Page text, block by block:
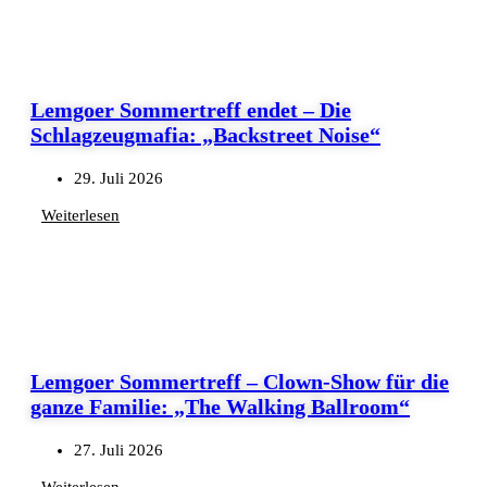
Lemgoer Sommertreff endet – Die
Schlagzeugmafia: „Backstreet Noise“
29. Juli 2026
Weiterlesen
Lemgoer Sommertreff – Clown-Show für die
ganze Familie: „The Walking Ballroom“
27. Juli 2026